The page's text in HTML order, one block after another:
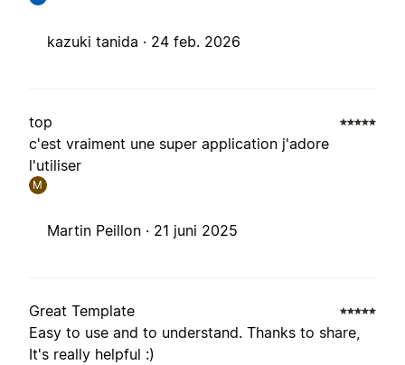
kazuki tanida · 24 feb. 2026
top
c'est vraiment une super application j'adore
l'utiliser
M
Martin Peillon · 21 juni 2025
Great Template
Easy to use and to understand. Thanks to share,
It's really helpful :)